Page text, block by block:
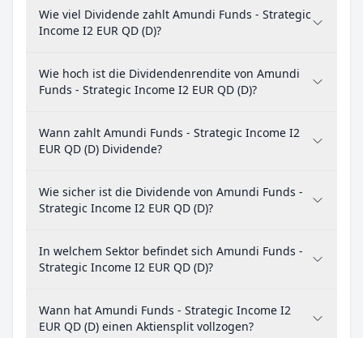
Wie viel Dividende zahlt Amundi Funds - Strategic
Income I2 EUR QD (D)?
Wie hoch ist die Dividendenrendite von Amundi
Funds - Strategic Income I2 EUR QD (D)?
Wann zahlt Amundi Funds - Strategic Income I2
EUR QD (D) Dividende?
Wie sicher ist die Dividende von Amundi Funds -
Strategic Income I2 EUR QD (D)?
In welchem Sektor befindet sich Amundi Funds -
Strategic Income I2 EUR QD (D)?
Wann hat Amundi Funds - Strategic Income I2
EUR QD (D) einen Aktiensplit vollzogen?